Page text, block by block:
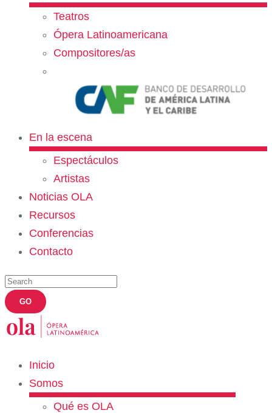
Teatros
Ópera Latinoamericana
Compositores/as
En la escena
Espectáculos
Artistas
Noticias OLA
Recursos
Conferencias
Contacto
Inicio
Somos
Qué es OLA